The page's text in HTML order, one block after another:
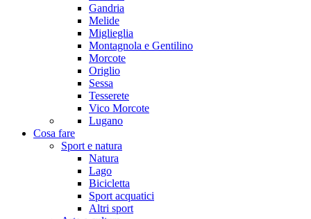
Gandria
Melide
Miglieglia
Montagnola e Gentilino
Morcote
Origlio
Sessa
Tesserete
Vico Morcote
Lugano
Cosa fare
Sport e natura
Natura
Lago
Bicicletta
Sport acquatici
Altri sport